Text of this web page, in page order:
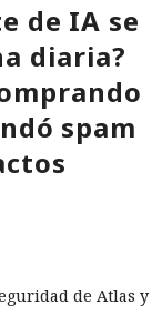
de IA se
diaria?
spam
de Atlas y